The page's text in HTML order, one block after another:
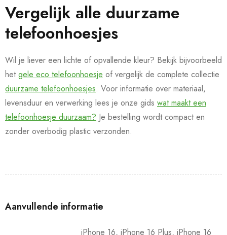
Vergelijk alle duurzame
telefoonhoesjes
Wil je liever een lichte of opvallende kleur? Bekijk bijvoorbeeld
hetgele eco telefoonhoesje of vergelijk de complete collectie
duurzame telefoonhoesjes. Voor informatie over materiaal,
levensduur en verwerking lees je onze gids wat maakt een
telefoonhoesje duurzaam? Je bestelling wordt compact en
zonder overbodig plastic verzonden.
Aanvullende informatie
iPhone 16, iPhone 16 Plus, iPhone 16